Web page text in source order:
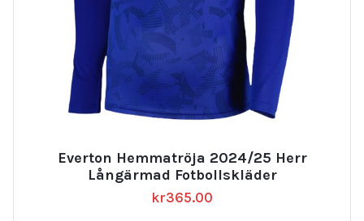
Everton Hemmatröja 2024/25 Herr
Långärmad Fotbollskläder
kr365.00